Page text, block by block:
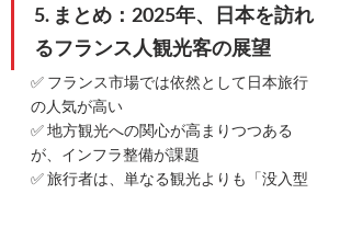
5. まとめ：2025年、日本を訪れ
るフランス人観光客の展望
✅ フランス市場では依然として日本旅行
の人気が高い
✅ 地方観光への関心が高まりつつある
が、インフラ整備が課題
✅ 旅行者は、単なる観光よりも「没入型